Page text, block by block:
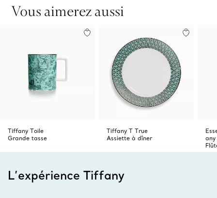
Vous aimerez aussi
Tiffany Toile
Grande tasse
Tiffany T True
Assiette à dîner
any
L’expérience Tiffany